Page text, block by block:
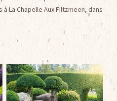
La Chapelle Aux Filtzmeen, dans